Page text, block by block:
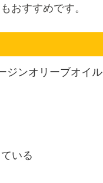
おすすめです。
ジンオリーブオイル
いる